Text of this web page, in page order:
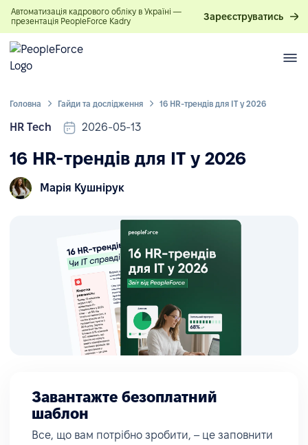
Автоматизація кадрового обліку в Україні —
презентація PeopleForce Kadry
Зареєструватись
Головна Гайди та дослідження 16 HR-трендів для IT у 2026
HR Tech 2026-05-13
16 HR-трендів для IT у 2026
Марія Кушнірук
Завантажте безоплатний
шаблон
Все, що вам потрібно зробити, – це заповнити